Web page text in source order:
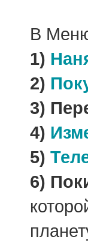
В
1)
2)
3)
4)
5)
6)